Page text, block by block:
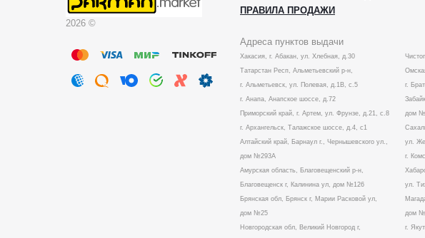
2026 ©
ПРАВИЛА ПРОДАЖИ
Адреса пунктов выдачи
Хакасия, г. Абакан, ул. Хлебная, д.30
Татарстан Респ, Альметьевский р-н,
г. Альметьевск, ул. Полевая, д.1В, с.5
г. Анапа, Анапское шоссе, д.72
Приморский край, г. Артем, ул. Фрунзе, д.21, с.8
г. Архангельск, Талажское шоссе, д.4, с1
Алтайский край, Барнаул г., Чернышевского ул.,
дом №293А
Амурская область, Благовещенский р-н,
Благовещенск г, Калинина ул, дом №126
Брянская обл, Брянск г, Марии Расковой ул,
дом №25
Новгородская обл, Великий Новгород г,
г.
дом
ул.
г.
ул.
дом
г.